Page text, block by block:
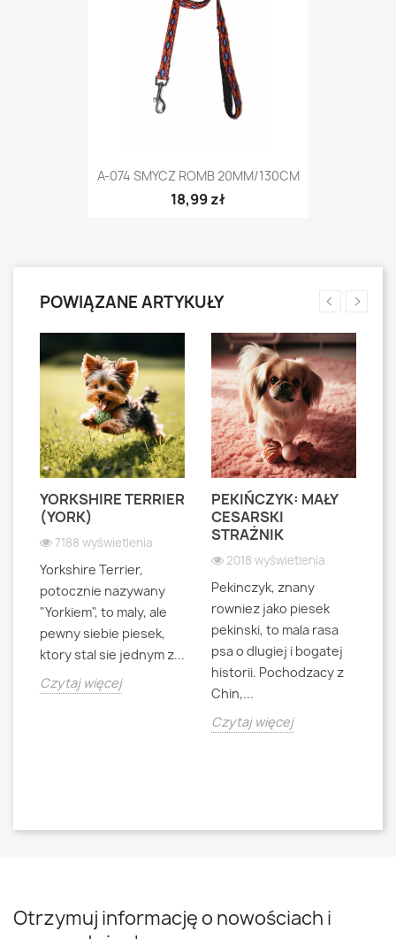
A-074 SMYCZ ROMB 20MM/130CM
18,99 zł
POWIĄZANE ARTYKUŁY
YORKSHIRE TERRIER
(YORK)
7188 wyświetlenia
Yorkshire Terrier,
potocznie nazywany
"Yorkiem", to maly, ale
pewny siebie piesek,
ktory stal sie jednym z...
Czytaj więcej
PEKIŃCZYK: MAŁY
CESARSKI
STRAŻNIK
2018 wyświetlenia
Pekinczyk, znany
rowniez jako piesek
pekinski, to mala rasa
psa o dlugiej i bogatej
historii. Pochodzacy z
Chin,...
Czytaj więcej
Otrzymuj informację o nowościach i